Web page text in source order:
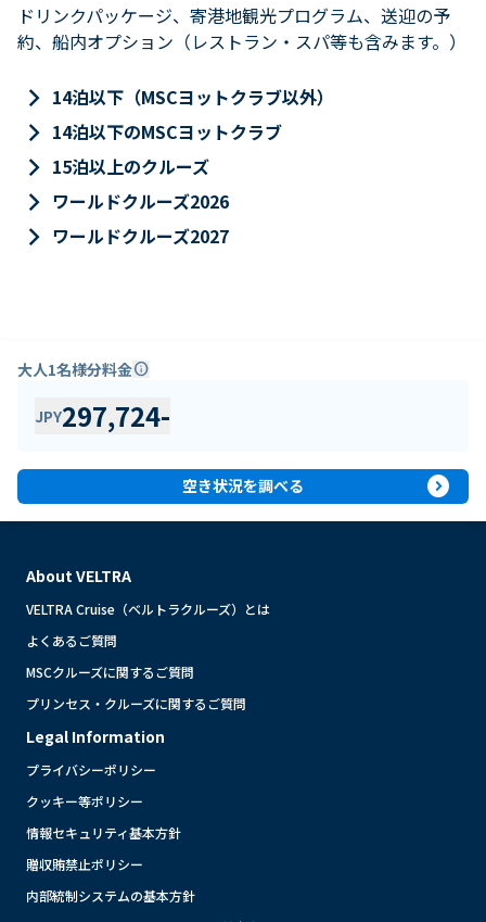
ドリンクパッケージ、寄港地観光プログラム、送迎の予
約、船内オプション（レストラン・スパ等も含みます。）
keyboard_arrow_right 14泊以下（MSCヨットクラブ以外）
keyboard_arrow_right 14泊以下のMSCヨットクラブ
keyboard_arrow_right 15泊以上のクルーズ
keyboard_arrow_right ワールドクルーズ2026
keyboard_arrow_right ワールドクルーズ2027
大人1名様分料金info
JPY297,724-
空き状況を調べる expand_circle_right
About VELTRA
VELTRA Cruise（ベルトラクルーズ）とは
よくあるご質問
MSCクルーズに関するご質問
プリンセス・クルーズに関するご質問
Legal Information
プライバシーポリシー
クッキー等ポリシー
情報セキュリティ基本方針
贈収賄禁止ポリシー
内部統制システムの基本方針